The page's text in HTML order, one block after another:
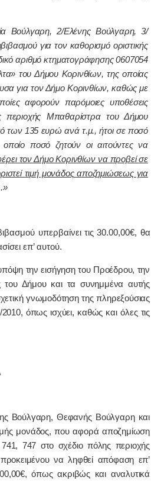
Βούλγαρη, 2/Ελένης Βούλγαρη, 3/
για τον καθορισμό οριστικής
αριθμό κτηματογράφησης 0607054
του Δήμου Κορινθίων, της οποίας
για τον Δήμο Κορινθίων, καθώς με
αφορούν παρόμοιες υποθέσεις
περιοχής Μπαθαρίστρα του Δήμου
των 135 ευρώ ανά τ.μ., ήτοι σε ποσό
ποσό ζητούν οι αιτούντες να
τον Δήμο Κορινθίων να προβεί σε
τιμή μονάδος αποζημιώσεως για
υπερβαίνει τις 30.00,00€, θα
επ’ αυτού.
την εισήγηση του Προέδρου, την
του Δήμουκαι τα συνημμένα αυτής
γνωμοδότηση της πληρεξούσιας
όπως ισχύει, καθώς και όλες τις
Βούλγαρη, Θεφανής Βούλγαρη και
μονάδος, που αφορά αποζημίωση
747 στο σχέδιο πόλης περιοχής
να ληφθεί απόφαση επ’
όπως ακριβώς και αναλυτικά